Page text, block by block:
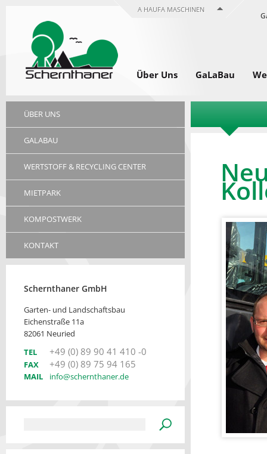
A HAUFA MASCHINEN
Über Uns GaLaBau
ÜBER UNS
GALABAU
WERTSTOFF & RECYCLING CENTER
MIETPARK
KOMPOSTWERK
KONTAKT
Schernthaner GmbH
Garten- und Landschaftsbau
Eichenstraße 11a
82061 Neuried
TEL
+49 (0) 89 90 41 410 -0
FAX +49 (0) 89 75 94 165
MAIL info@schernthaner.de